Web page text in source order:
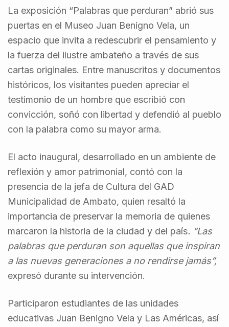
La exposición “Palabras que perduran” abrió sus
puertas en el Museo Juan Benigno Vela, un
espacio que invita a redescubrir el pensamiento y
la fuerza del ilustre ambateño a través de sus
cartas originales. Entre manuscritos y documentos
históricos, los visitantes pueden apreciar el
testimonio de un hombre que escribió con
convicción, soñó con libertad y defendió al pueblo
con la palabra como su mayor arma.
El acto inaugural, desarrollado en un ambiente de
reflexión y amor patrimonial, contó con la
presencia de la jefa de Cultura del GAD
Municipalidad de Ambato, quien resaltó la
importancia de preservar la memoria de quienes
marcaron la historia de la ciudad y del país. “Las
palabras que perduran son aquellas que inspiran
a las nuevas generaciones a no rendirse jamás”,
expresó durante su intervención.
Participaron estudiantes de las unidades
educativas Juan Benigno Vela y Las Américas, así